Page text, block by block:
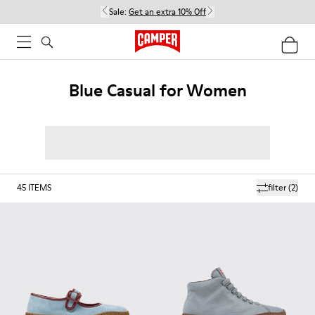
Sale: Get an extra 10% Off
Blue Casual for Women
filter(2)
45 ITEMS